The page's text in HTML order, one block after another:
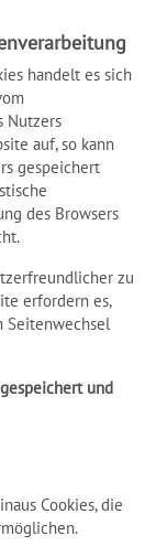
handelt es sich
Nutzers
auf, so kann
gespeichert
des Browsers
zu
erfordern es,
Seitenwechsel
und
Cookies, die